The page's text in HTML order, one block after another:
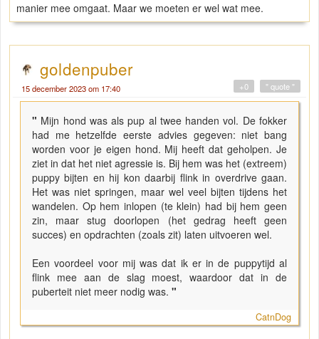
manier mee omgaat. Maar we moeten er wel wat mee.
goldenpuber
15 december 2023 om 17:40 " quote "
+0
" Mijn hond was als pup al twee handen vol. De fokker
had me hetzelfde eerste advies gegeven: niet bang
worden voor je eigen hond. Mij heeft dat geholpen. Je
ziet in dat het niet agressie is. Bij hem was het (extreem)
puppy bijten en hij kon daarbij flink in overdrive gaan.
Het was niet springen, maar wel veel bijten tijdens het
wandelen. Op hem inlopen (te klein) had bij hem geen
zin, maar stug doorlopen (het gedrag heeft geen
succes) en opdrachten (zoals zit) laten uitvoeren wel.
Een voordeel voor mij was dat ik er in de puppytijd al
flink mee aan de slag moest, waardoor dat in de
puberteit niet meer nodig was. "
CatnDog